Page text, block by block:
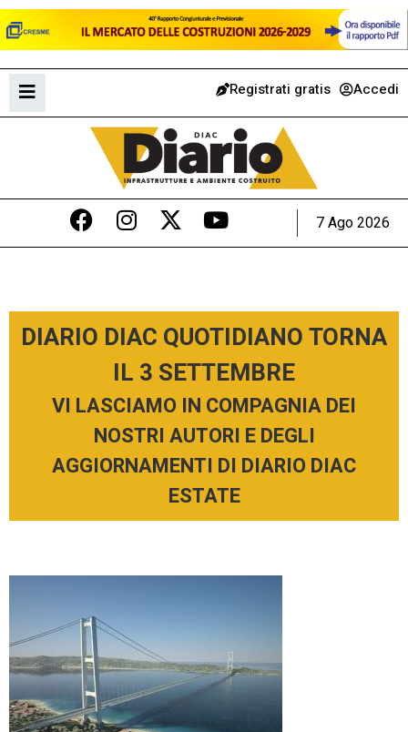
Registrati gratis Accedi
7 Ago 2026
DIARIO DIAC QUOTIDIANO TORNA
IL 3 SETTEMBRE
VI LASCIAMO IN COMPAGNIA DEI
NOSTRI AUTORI E DEGLI
AGGIORNAMENTI DI DIARIO DIAC
ESTATE